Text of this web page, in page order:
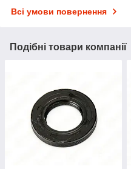
Всі умови повернення
Подібні товари компанії